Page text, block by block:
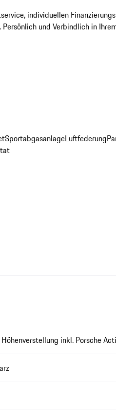
individuellen
und Verbindlich in
SportabgasanlageLuftfederung
inkl. Porsche